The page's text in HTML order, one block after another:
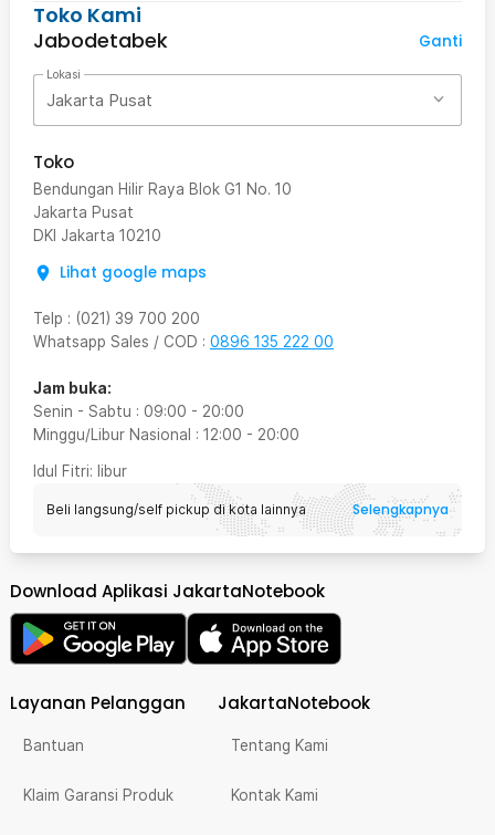
Toko Kami
Jabodetabek
Ganti
Lokasi
Jakarta Pusat
Toko
Bendungan Hilir Raya Blok G1 No. 10
Jakarta Pusat
DKI Jakarta 10210
Lihat google maps
Telp : (021) 39 700 200
Whatsapp Sales / COD : 0896 135 222 00
Jam buka:
Senin - Sabtu : 09:00 - 20:00
Minggu/Libur Nasional : 12:00 - 20:00
Idul Fitri: libur
Beli langsung/self pickup di kota lainnya Selengkapnya
Download Aplikasi JakartaNotebook
Layanan Pelanggan
Bantuan
Klaim Garansi Produk
JakartaNotebook
Tentang Kami
Kontak Kami